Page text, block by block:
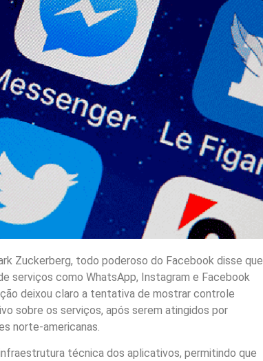
Zuckerberg, todo poderoso do Facebook disse que
serviços como WhatsApp, Instagram e Facebook
deixou claro a tentativa de mostrar controle
sobre os serviços, após serem atingidos por
norte-americanas.
técnica dos aplicativos, permitindo que